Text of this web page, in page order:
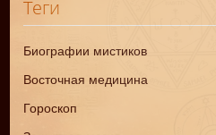
Теги
Биографии мистиков
Восточная медицина
Гороскоп